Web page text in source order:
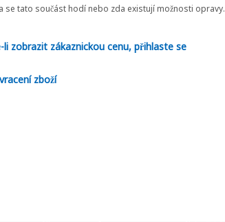
se tato součást hodí nebo zda existují možnosti opravy.
li zobrazit zákaznickou cenu, přihlaste se
zboží